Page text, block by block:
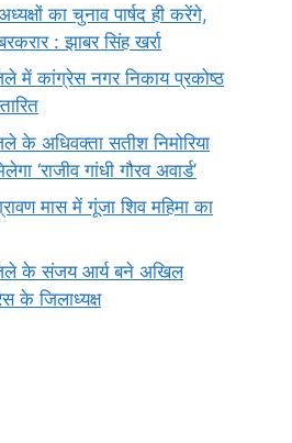
का चुनाव पार्षद ही करेंगे,
: झाबर सिंह खर्रा
में कांग्रेस नगर निकाय प्रकोष्ठ
के अधिवक्ता सतीश निमोरिया
‘राजीव गांधी गौरव अवार्ड’
मास में गूंजा शिव महिमा का
के संजय आर्य बने अखिल
के जिलाध्यक्ष